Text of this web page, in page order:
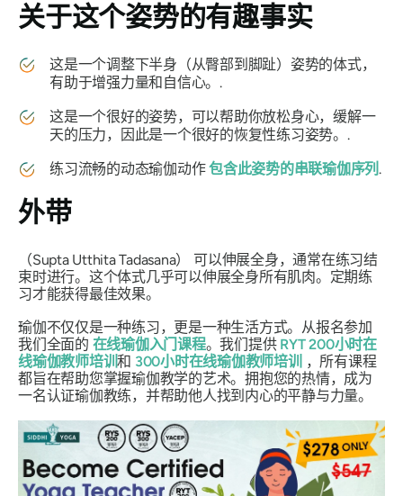
关于这个姿势的有趣事实
这是一个调整下半身（从臀部到脚趾）姿势的体式，
有助于增强力量和自信心。.
这是一个很好的姿势，可以帮助你放松身心，缓解一
天的压力，因此是一个很好的恢复性练习姿势。.
练习流畅的动态瑜伽动作包含此姿势的串联瑜伽序列.
外带
（Supta Utthita Tadasana）
可以伸展全身，通常在练习结
束时进行。这个体式几乎可以伸展全身所有肌肉。定期练
习才能获得最佳效果。
瑜伽不仅仅是一种练习，更是一种生活方式。从报名参加
我们全面的 在线瑜伽入门课程。我们提供 RYT 200小时在
线瑜伽教师培训和 300小时在线瑜伽教师培训 ，所有课程
都旨在帮助您掌握瑜伽教学的艺术。拥抱您的热情，成为
一名认证瑜伽教练，并帮助他人找到内心的平静与力量。